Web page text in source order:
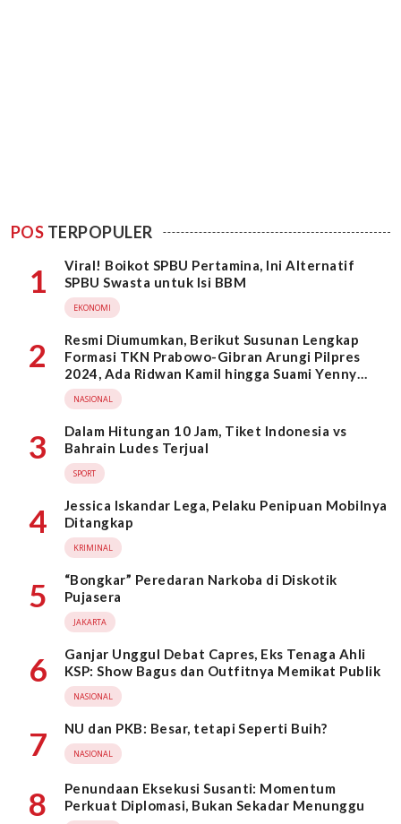
POS TERPOPULER
1
Viral! Boikot SPBU Pertamina, Ini Alternatif
SPBU Swasta untuk Isi BBM
EKONOMI
2
Resmi Diumumkan, Berikut Susunan Lengkap
Formasi TKN Prabowo-Gibran Arungi Pilpres
2024, Ada Ridwan Kamil hingga Suami Yenny
Wahid
NASIONAL
3
Dalam Hitungan 10 Jam, Tiket Indonesia vs
Bahrain Ludes Terjual
SPORT
4
Jessica Iskandar Lega, Pelaku Penipuan Mobilnya
Ditangkap
KRIMINAL
5
“Bongkar” Peredaran Narkoba di Diskotik
Pujasera
JAKARTA
6
Ganjar Unggul Debat Capres, Eks Tenaga Ahli
KSP: Show Bagus dan Outfitnya Memikat Publik
NASIONAL
7 NU dan PKB: Besar, tetapi Seperti Buih?
NASIONAL
8
Penundaan Eksekusi Susanti: Momentum
Perkuat Diplomasi, Bukan Sekadar Menunggu